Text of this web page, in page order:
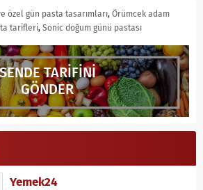
özel gün pasta tasarımları, Örümcek adam
tarifleri, Sonic doğum günü pastası
TARİFİNİ
GÖNDER
Yemek24